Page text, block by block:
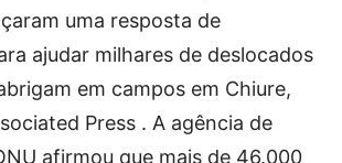
uma resposta de
ajudar milhares de deslocados
em campos em Chiure,
Press . A agência de
afirmou que mais de 46.000